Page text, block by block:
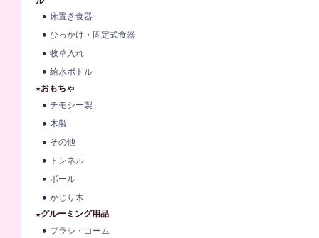
床置き食器
ひっかけ・固定式食器
牧草入れ
給水ボトル
★おもちゃ
チモシー製
木製
その他
トンネル
ボール
かじり木
★グルーミング用品
ブラシ・コーム